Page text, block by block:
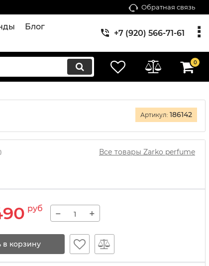
Обратная связь
Блог
+7 (920) 566-71-61
0
Артикул: 186142
) Все товары Zarko perfume
руб − +
в корзину